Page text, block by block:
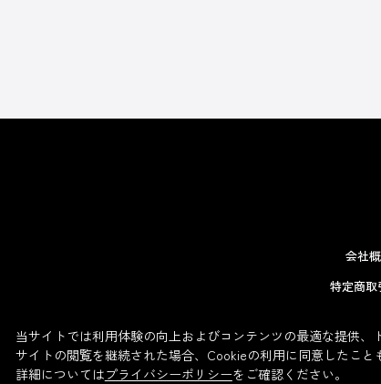
会社
特定商
当サイトでは利用体験の向上およびコンテンツの最適な提供、
サイトの閲覧を継続された場合、Cookieの利用に同意したこと
詳細についてはプライバシーポリシーをご確認ください。